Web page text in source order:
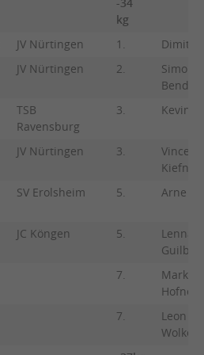
-34
kg
JV Nürtingen 1.
Dimitrij
JV Nürtingen 2.
Simon
Bender
TSB
Ravensburg
3. Kevin
JV Nürtingen 3.
Vincent
Kiefner
SV Erolsheim 5. Arne
JC Köngen 5.
Lennan
7.
Markus
Hofner
7.
Leon